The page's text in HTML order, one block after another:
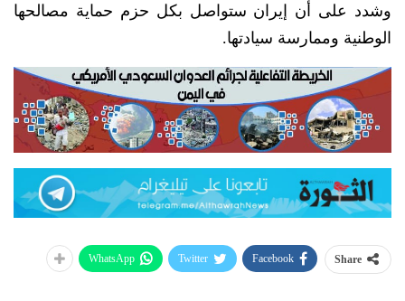
وشدد على أن إيران ستواصل بكل حزم حماية مصالحها
الوطنية وممارسة سيادتها.
Share
Facebook
Twitter
WhatsApp